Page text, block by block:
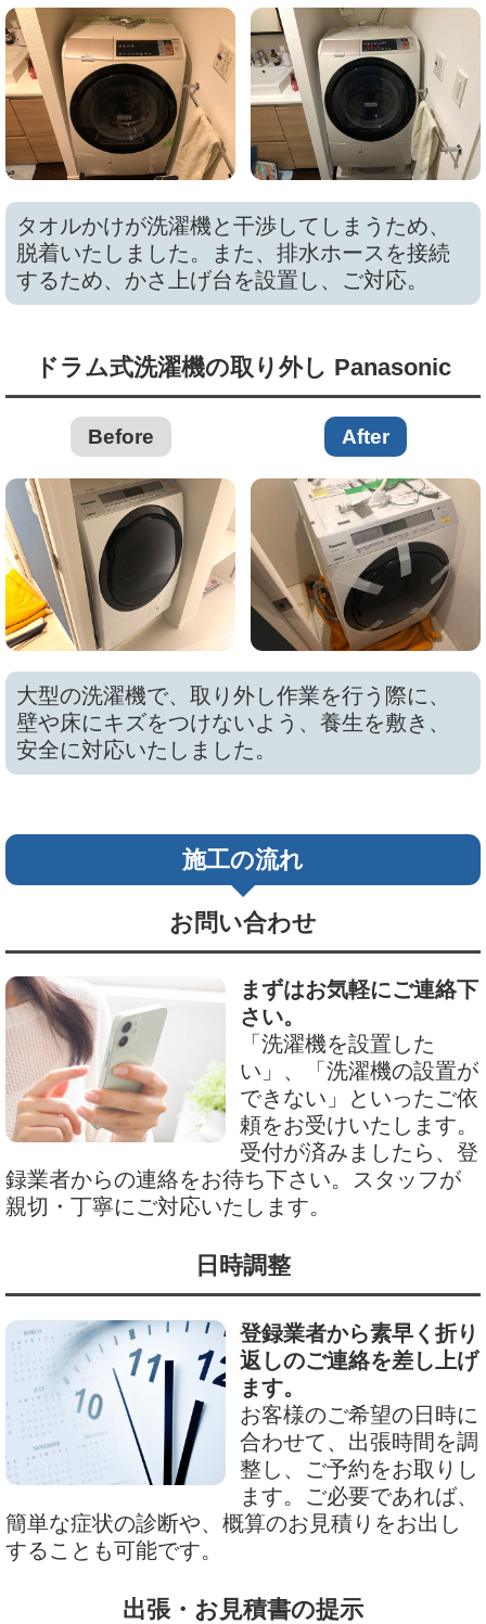
タオルかけが洗濯機と干渉してしまうため、
脱着いたしました。また、排水ホースを接続
するため、かさ上げ台を設置し、ご対応。
ドラム式洗濯機の取り外し Panasonic
Before After
大型の洗濯機で、取り外し作業を行う際に、
壁や床にキズをつけないよう、養生を敷き、
安全に対応いたしました。
施工の流れ
お問い合わせ
まずはお気軽にご連絡下
さい。
「洗濯機を設置した
い」、「洗濯機の設置が
できない」といったご依
頼をお受けいたします。
受付が済みましたら、登
録業者からの連絡をお待ち下さい。スタッフが
親切・丁寧にご対応いたします。
日時調整
登録業者から素早く折り
返しのご連絡を差し上げ
ます。
お客様のご希望の日時に
合わせて、出張時間を調
整し、ご予約をお取りし
ます。ご必要であれば、
簡単な症状の診断や、概算のお見積りをお出し
することも可能です。
出張・お見積書の提示